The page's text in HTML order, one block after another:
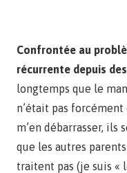
Confrontée au
récurrente depuis
longtemps que le
n’était pas forcément
m’en débarrasser, ils
que les autres
traitent pas (je suis «